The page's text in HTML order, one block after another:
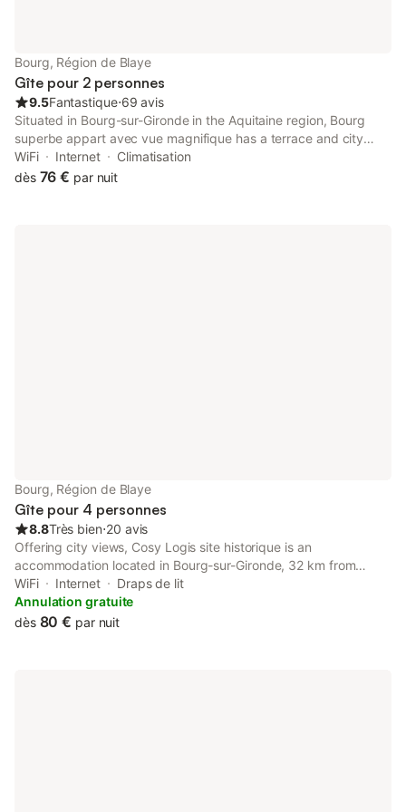
supplément en période de chauffe). Une caution spéciale
ménage d'un montant de 30 € vous sera demandée en plus de
la caution du gîte.
Bourg, Région de Blaye
Gîte pour 2 personnes
9.5Fantastique⋅69 avis
Situated in Bourg-sur-Gironde in the Aquitaine region, Bourg
superbe appart avec vue magnifique has a terrace and city
views.
WiFi Internet
Climatisation
dès 76 € par nuit
Bourg, Région de Blaye
Gîte pour 4 personnes
8.8Très bien⋅20 avis
Offering city views, Cosy Logis site historique is an
accommodation located in Bourg-sur-Gironde, 32 km from
Chaban Delmas Bridge and 32 km from La Cite du Vin.
WiFi Internet
Draps de lit
Annulation gratuite
dès 80 € par nuit